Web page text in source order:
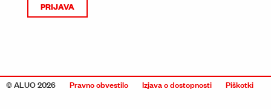
PRIJAVA
© ALUO 2026 Pravno obvestilo Izjava o dostopnosti Piškotki